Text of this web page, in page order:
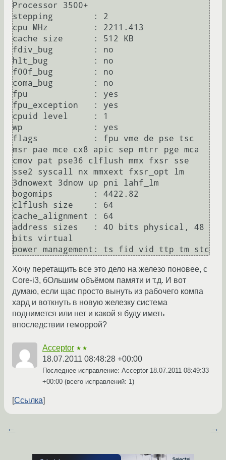
Processor 3500+
stepping	: 2
cpu MHz		: 2211.413
cache size	: 512 KB
fdiv_bug	: no
hlt_bug		: no
f00f_bug	: no
coma_bug	: no
fpu		: yes
fpu_exception	: yes
cpuid level	: 1
wp		: yes
flags		: fpu vme de pse tsc
msr pae mce cx8 apic sep mtrr pge mca
cmov pat pse36 clflush mmx fxsr sse
sse2 syscall nx mmxext fxsr_opt lm
3dnowext 3dnow up pni lahf_lm
bogomips	: 4422.82
clflush size	: 64
cache_alignment	: 64
address sizes	: 40 bits physical, 48
bits virtual
Хочу перетащить все это дело на железо поновее, с
Core-i3, бОльшим объёмом памяти и т.д. И вот
думаю, если щас просто вынуть из рабочего компа
хард и воткнуть в новую железку система
поднимется или нет и какой я буду иметь
впоследствии геморрой?
Acceptor ★★
18.07.2011 08:48:28 +00:00
Последнее исправление: Acceptor 18.07.2011 08:49:33
+00:00 (всего исправлений: 1)
Ссылка
← →